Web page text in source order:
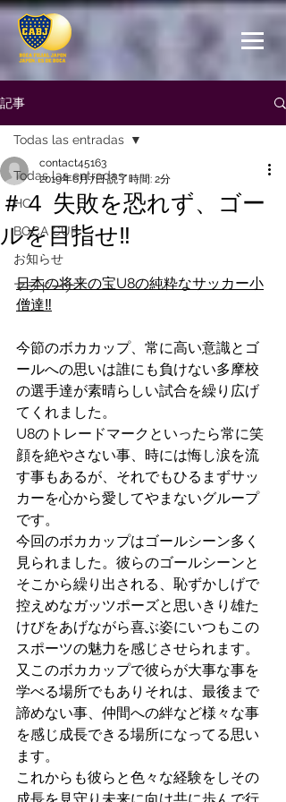
記事
Todas las entradas
HC
BOCA CUP
お知らせ
マラドーナ
Todas las entradas
＃４ 失敗を恐れず、ゴー
ルを目指せ‼︎
contact45163
2019年6月7日読了時間: 2分
日本の将来の宝U8の純粋なサッカー小
僧達‼︎
今節のボカカップ、常に高い意識とゴ
ールへの思いは誰にも負けない多摩校
の選手達が素晴らしい試合を繰り広げ
てくれました。
U8のトレードマークといったら常に笑
顔を絶やさない事、時には悔し涙を流
す事もあるが、それでもひるまずサッ
カーを心から愛してやまないグループ
です。
今回のボカカップはゴールシーン多く
見られました。彼らのゴールシーンと
そこから繰り出される、恥ずかしげで
控えめなガッツポーズと思いきり雄た
けびをあげながら喜ぶ姿にいつもこの
スポーツの魅力を感じさせられます。
又このボカカップで彼らが大事な事を
学べる場所でもありそれは、最後まで
諦めない事、仲間への絆など様々な事
を感じ成長できる場所になってる思い
ます。
これからも彼らと色々な経験をしその